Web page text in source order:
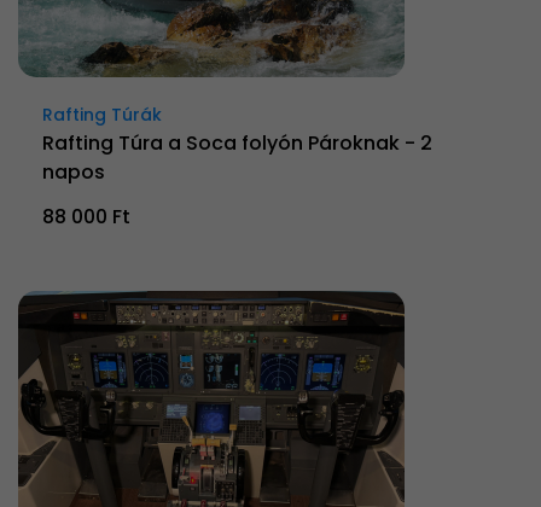
Rafting Túrák
Rafting Túra a Soca folyón Pároknak - 2
napos
88 000 Ft